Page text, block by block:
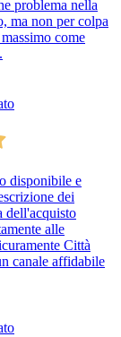
problema nella
ma non per colpa
come
disponibile e
dei
dell'acquisto
alle
Città
canale affidabile